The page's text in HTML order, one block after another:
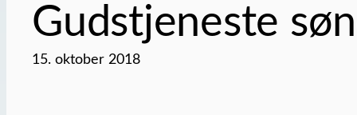
Gudstjeneste
15. oktober 2018